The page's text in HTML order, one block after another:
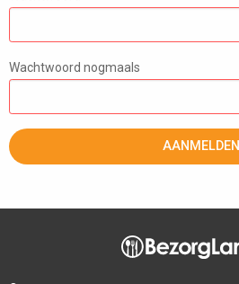
Wachtwoord nogmaals
AANMELDEN